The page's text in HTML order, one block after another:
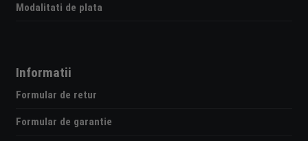
Modalitati de plata
Informatii
Formular de retur
Formular de garantie